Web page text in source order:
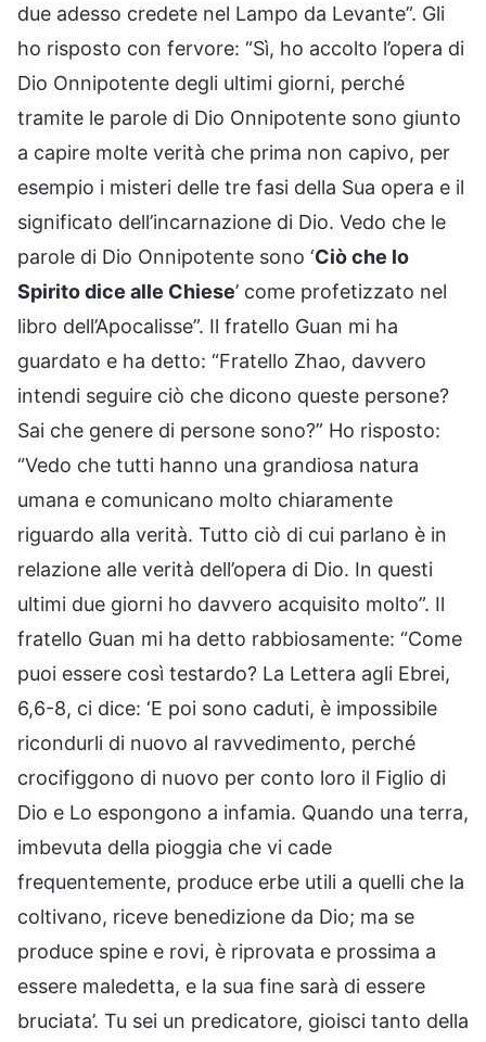
due adesso credete nel Lampo da Levante”. Gli
ho risposto con fervore: “Sì, ho accolto l’opera di
Dio Onnipotente degli ultimi giorni, perché
tramite le parole di Dio Onnipotente sono giunto
a capire molte verità che prima non capivo, per
esempio i misteri delle tre fasi della Sua opera e il
significato dell’incarnazione di Dio. Vedo che le
parole di Dio Onnipotente sono ‘Ciò che lo
Spirito dice alle Chiese’ come profetizzato nel
libro dell’Apocalisse”. Il fratello Guan mi ha
guardato e ha detto: “Fratello Zhao, davvero
intendi seguire ciò che dicono queste persone?
Sai che genere di persone sono?” Ho risposto:
“Vedo che tutti hanno una grandiosa natura
umana e comunicano molto chiaramente
riguardo alla verità. Tutto ciò di cui parlano è in
relazione alle verità dell’opera di Dio. In questi
ultimi due giorni ho davvero acquisito molto”. Il
fratello Guan mi ha detto rabbiosamente: “Come
puoi essere così testardo? La Lettera agli Ebrei,
6,6-8, ci dice: ‘E poi sono caduti, è impossibile
ricondurli di nuovo al ravvedimento, perché
crocifiggono di nuovo per conto loro il Figlio di
Dio e Lo espongono a infamia. Quando una terra,
imbevuta della pioggia che vi cade
frequentemente, produce erbe utili a quelli che la
coltivano, riceve benedizione da Dio; ma se
produce spine e rovi, è riprovata e prossima a
essere maledetta, e la sua fine sarà di essere
bruciata’. Tu sei un predicatore, gioisci tanto della